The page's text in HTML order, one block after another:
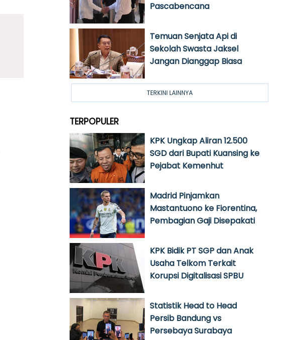
Pascabencana
Temuan Senjata Api di
Sekolah Swasta Jaksel
Jangan Dianggap Biasa
TERKINI LAINNYA
TERPOPULER
KPK Ungkap Aliran 12.500
SGD dari Bupati Kuansing ke
Pejabat Kemenhut
Madrid Pinjamkan
Mastantuono ke Fiorentina,
Pembagian Gaji Disepakati
KPK Bidik PT SGP dan Anak
Usaha Telkom Terkait
Korupsi Digitalisasi SPBU
Statistik Head to Head
Persib Bandung vs
Persebaya Surabaya